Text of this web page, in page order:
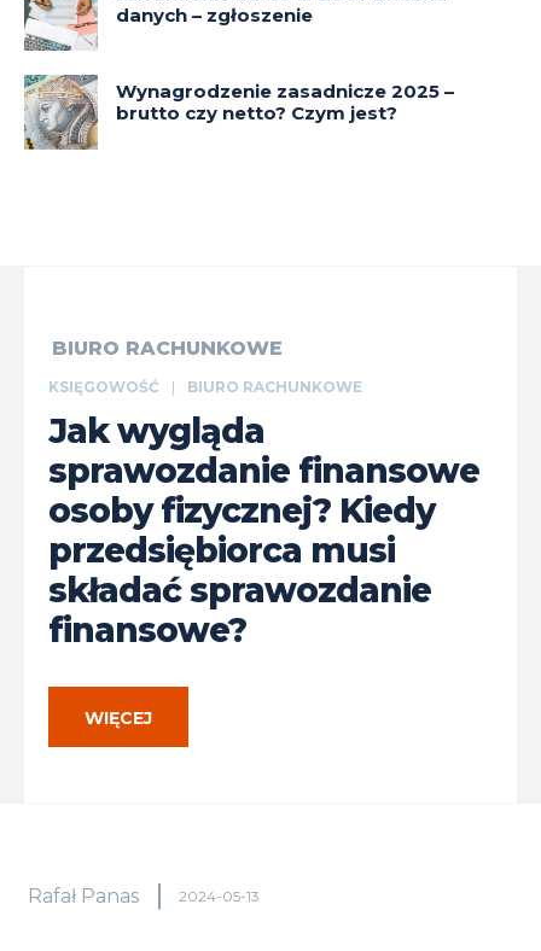
danych – zgłoszenie
Wynagrodzenie zasadnicze 2025 –
brutto czy netto? Czym jest?